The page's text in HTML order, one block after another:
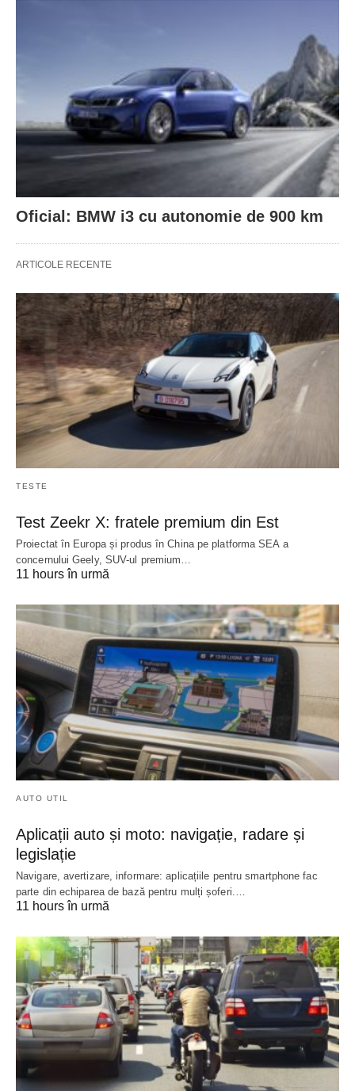
Oficial: BMW i3 cu autonomie de 900 km
ARTICOLE RECENTE
TESTE
Test Zeekr X: fratele premium din Est
Proiectat în Europa și produs în China pe platforma SEA a
concernului Geely, SUV-ul premium…
11 hours în urmă
AUTO UTIL
Aplicații auto și moto: navigație, radare și
legislație
Navigare, avertizare, informare: aplicațiile pentru smartphone fac
parte din echiparea de bază pentru mulți șoferi.…
11 hours în urmă